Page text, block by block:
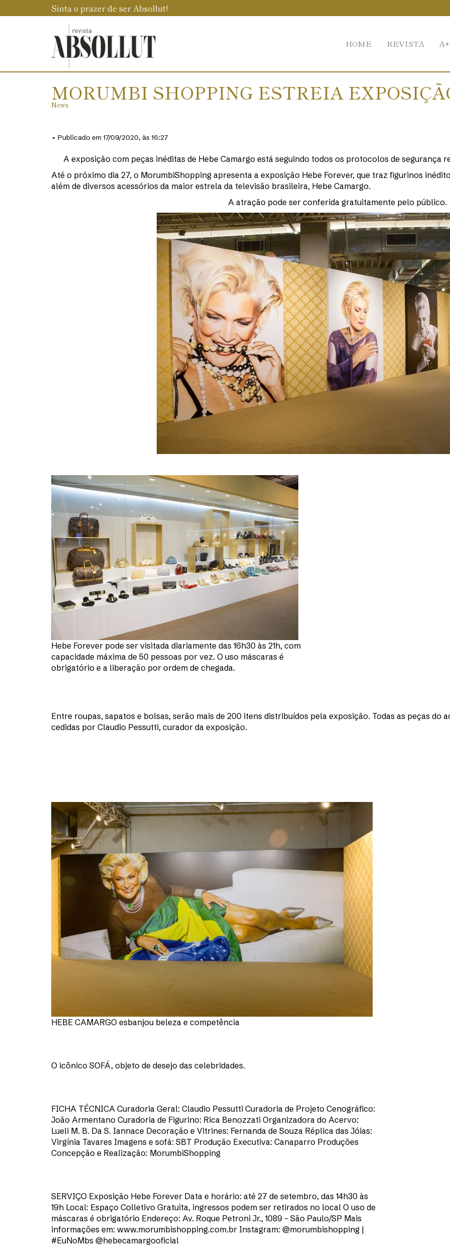
Sinta o prazer de ser Absollut!
HOME REVISTA
MORUMBI SHOPPING ESTREIA
News
• Publicado em 17/09/2020, às 16:27
A exposição com peças inéditas de Hebe Camargo está seguindo todos os protocolos de segurança
Até o próximo dia 27, o MorumbiShopping apresenta a exposição Hebe Forever, que traz figurinos
além de diversos acessórios da maior estrela da televisão brasileira, Hebe Camargo.
A atração pode ser conferida gratuitamente pelo público.
Hebe Forever pode ser visitada diariamente das 16h30 às 21h, com
capacidade máxima de 50 pessoas por vez. O uso máscaras é
obrigatório e a liberação por ordem de chegada.
Entre roupas, sapatos e bolsas, serão mais de 200 itens distribuídos pela exposição. Todas as peças do
cedidas por Claudio Pessutti, curador da exposição.
HEBE CAMARGO esbanjou beleza e competência
O icônico SOFÁ, objeto de desejo das celebridades.
FICHA TÉCNICA Curadoria Geral: Claudio Pessutti Curadoria de Projeto Cenográfico:
João Armentano Curadoria de Figurino: Rica Benozzati Organizadora do Acervo:
Lueli M. B. Da S. Iannace Decoração e Vitrines: Fernanda de Souza Réplica das Jóias:
Virgínia Tavares Imagens e sofá: SBT Produção Executiva: Canaparro Produções
Concepção e Realização: MorumbiShopping
SERVIÇO Exposição Hebe Forever Data e horário: até 27 de setembro, das 14h30 às
19h Local: Espaço Colletivo Gratuita, ingressos podem ser retirados no local O uso de
máscaras é obrigatório Endereço: Av. Roque Petroni Jr., 1089 – São Paulo/SP Mais
informações em: www.morumbishopping.com.br Instagram: @morumbishopping |
#EuNoMbs @hebecamargooficial